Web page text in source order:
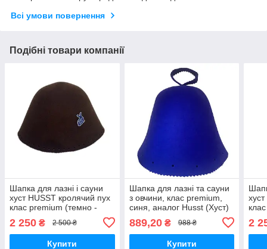
Всі умови повернення
Подібні товари компанії
Шапка для лазні і сауни
хуст HUSST кролячий пух
клас premium (темно -
2 250 ₴ 2 500 ₴
Купити
Шапка для лазні та сауни
з овчини, клас premium,
синя, аналог Husst (Хуст)
889,20₴ 988 ₴
Купити
2